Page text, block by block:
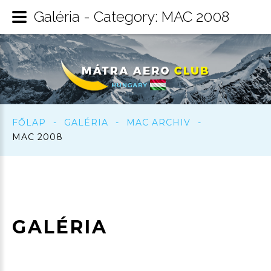
FŐLAP - GALÉRIA - MAC ARCHIV
-
MAC 2008
GALÉRIA
Galéria - Category: MAC 2008